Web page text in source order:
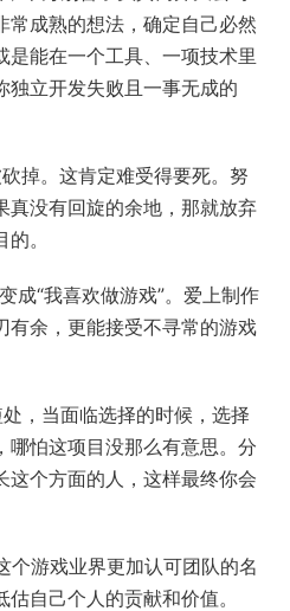
常成熟的想法，确定自己必然
是能在一个工具、一项技术里
独立开发失败且一事无成的
掉。这肯定难受得要死。努
真没有回旋的余地，那就放弃
。
成“我喜欢做游戏”。爱上制作
有余，更能接受不寻常的游戏
，当面临选择的时候，选择
哪怕这项目没那么有意思。分
这个方面的人，这样最终你会
个游戏业界更加认可团队的名
自己个人的贡献和价值。